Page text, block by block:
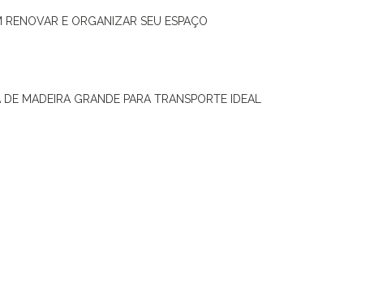
RENOVAR E ORGANIZAR SEU ESPAÇO
MADEIRA GRANDE PARA TRANSPORTE IDEAL